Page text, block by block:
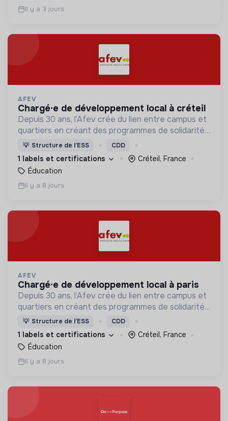
Il y a 3 jours
AFEV
chargé·e de développement local à créteil
Depuis 30 ans, l’Afev crée du lien entre campus et
quartiers en créant des programmes de solidarité
où des milliers d’étudiant·es s’engagent auprès des
jeunes.
💡 Structure de l’ESS CDD
1 labels et certifications
Créteil, France
Éducation
Il y a 8 jours
AFEV
chargé·e de développement local à paris
Depuis 30 ans, l’Afev crée du lien entre campus et
quartiers en créant des programmes de solidarité
où des milliers d’étudiant·es s’engagent auprès des
jeunes.
💡 Structure de l’ESS CDD
1 labels et certifications
Créteil, France
Éducation
Il y a 8 jours